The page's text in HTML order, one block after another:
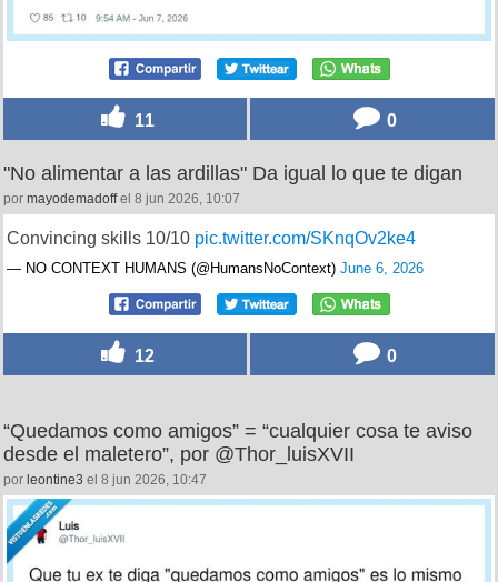
11 0
"No alimentar a las ardillas" Da igual lo que te digan
por mayodemadoffel 8 jun 2026, 10:07
Convincing skills 10/10 pic.twitter.com/SKnqOv2ke4
— NO CONTEXT HUMANS (@HumansNoContext) June 6, 2026
12 0
“Quedamos como amigos” = “cualquier cosa te aviso
desde el maletero”, por @Thor_luisXVII
por leontine3 el 8 jun 2026, 10:47